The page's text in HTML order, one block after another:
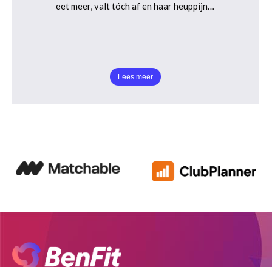
eet meer, valt tóch af en haar heuppijn…